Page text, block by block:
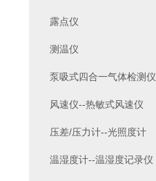
露点仪
测温仪
泵吸式四合一气体检测仪
风速仪--热敏式风速仪
压差/压力计--光照度计
温湿度计--温湿度记录仪